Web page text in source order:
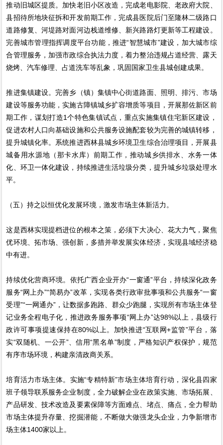
推动旧城区提质。加快老旧小区改造，完成老电影院、老政府大院、
县招待所地块征拆和开发前期工作，完成县医院后门至隆林二级路口
道路修复、河堤路对面河边栈道维修、新兴路路灯更新等工程建设。
完善城市管理指挥调度平台功能，推进“智慧城市”建设，加大城市综
合管理服务，加强市政综合执法力度，着力整治违规占道经营、露天
烧烤、汽车修理、占道洗车等乱象，巩固国家卫生县城创建成果。
推进集镇建设。完善乡（镇）集镇中心街道路面、照明、排污、市场
建设等服务功能，实施古障镇城乡扩容增质等项目，开展那佐新区前
期工作，谋划打造1个特色集镇试点，重点实施集镇住宅新区建设，
促进农村人口向基础设施和公共服务设施配套较为完善的城镇转移，
提升城镇化率。系统推进西林县城乡环境卫生综合治理项目，开展县
城备用水源地（那卡水库）前期工作，推动城乡供排水、水务一体
化、环卫一体化建设，持续推进生活垃圾分类，提升城乡垃圾处理水
平。
（五）持之以恒优化发展环境，激发市场主体新活力。
这是西林实现提档进位的根本之策，必须下大决心、花大力气，聚焦
优环境、拓市场、强创新，多措并举发展实体经济，实现县域经济稳
中有进。
持续优化营商环境。依托广西企业开办“一窗通”平台，持续深化政务
服务“网上办”“简易办”改革，实现各类行政审批事项和公共服务“一窗
受理”“一网通办”，让数据多跑路、群众少跑腿，实现所有市场主体登
记业务全程电子化，推进政务服务事项“网上办”达98%以上，县级行
政许可事项提速保持在80%以上。加快推进“互联网+监管”平台，落
实“双随机、一公开”、信用“黑名单”制度，严格知识产权保护，规范
有序市场环境，构建亲清政商关系。
培育活力市场主体。实施“专精特新”市场主体培育行动，深化县四家
班子领导联系服务企业制度，全力破解企业在政策实施、市场拓展、
产品研发、技术改造及要素保障等方面难点、堵点、痛点，全力帮助
市场主体提升存量、挖掘潜能，不断做大做强龙头企业，力争新增市
场主体1400家以上。